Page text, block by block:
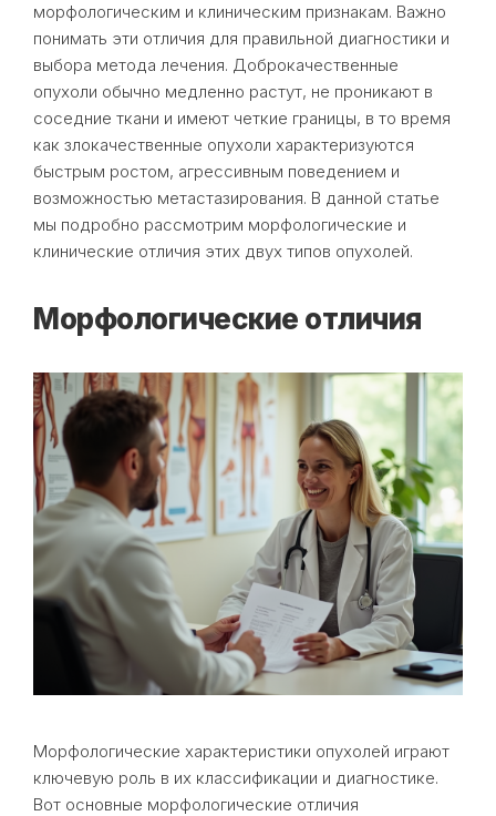
морфологическим и клиническим признакам. Важно
понимать эти отличия для правильной диагностики и
выбора метода лечения. Доброкачественные
опухоли обычно медленно растут, не проникают в
соседние ткани и имеют четкие границы, в то время
как злокачественные опухоли характеризуются
быстрым ростом, агрессивным поведением и
возможностью метастазирования. В данной статье
мы подробно рассмотрим морфологические и
клинические отличия этих двух типов опухолей.
Морфологические отличия
Морфологические характеристики опухолей играют
ключевую роль в их классификации и диагностике.
Вот основные морфологические отличия